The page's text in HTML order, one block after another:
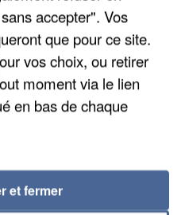
accepter". Vos
que pour ce site.
vos choix, ou retirer
moment via le lien
en bas de chaque
et fermer